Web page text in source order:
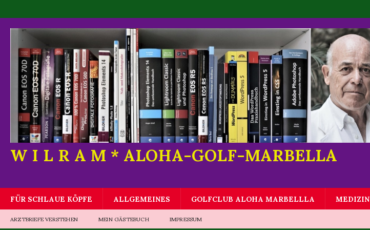
W I L R A M * ALOHA-GOLF-MARBELLA
FÜR SCHLAUE KÖPFE ALLGEMEINES GOLFCLUB ALOHA MARBELLLA MEDIZIN
ARZTBRIEFE VERSTEHEN MEIN GÄSTEBUCH IMPRESSUM